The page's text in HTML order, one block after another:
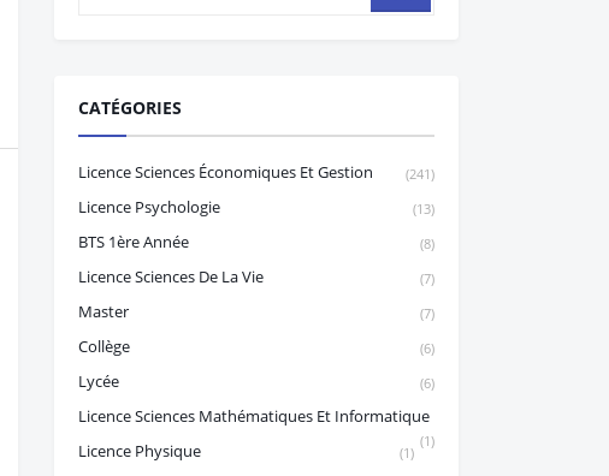
CATÉGORIES
Licence Sciences Économiques Et Gestion (241)
Licence Psychologie (13)
BTS 1ère Année (8)
Licence Sciences De La Vie (7)
Master (7)
Collège (6)
Lycée (6)
Licence Sciences Mathématiques Et Informatique
(1)
Licence Physique (1)